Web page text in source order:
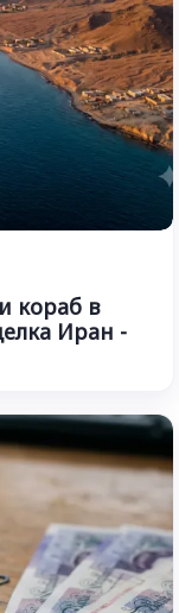
кораб в
Иран -